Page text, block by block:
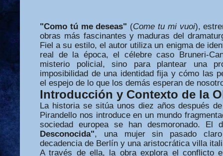
"Como tú me deseas" (Come tu mi vuoi),
obras más fascinantes y maduras del
Fiel a su estilo, el autor utiliza un enigma de
real de la época, el célebre caso Bruneri-
misterio policial, sino para plantear una
imposibilidad de una identidad fija y cómo las
el espejo de lo que los demás esperan de
Introducción y Contexto de la
La historia se sitúa unos diez años después
Pirandello nos introduce en un mundo
sociedad europea se han desmoronado.
Desconocida", una mujer sin pasado
decadencia de Berlín y una aristocrática villa
A través de ella, la obra explora el conflicto